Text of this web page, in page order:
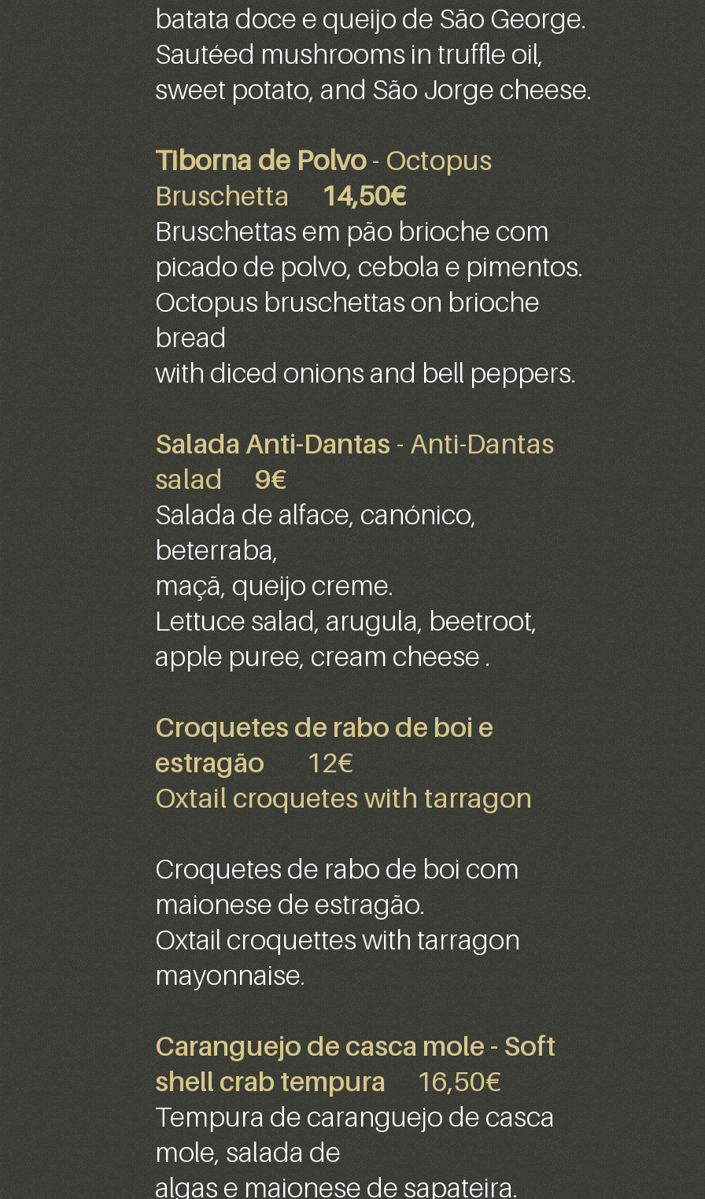
batata doce e queijo de São George.
Sautéed mushrooms in truffle oil,
sweet potato, and São Jorge cheese.
Tiborna de Polvo- Octopus
Bruschetta 14,50€
Bruschettas em pão brioche com
picado de polvo, cebola e pimentos.
Octopus bruschettas on brioche
bread
with diced onions and bell peppers.
Salada Anti-Dantas - Anti-Dantas
salad 9€
Salada de alface, canónico,
beterraba,
maçã, queijo creme.
Lettuce salad, arugula, beetroot,
apple puree, cream cheese .
Croquetes de rabo de boi e
estragão
12€
Oxtail croquetes with tarragon
Croquetes de rabo de boi com
maionese de estragão.
Oxtail croquettes with tarragon
mayonnaise.
Caranguejo de casca mole - Soft
shell crab tempura
16,50€
Tempura de caranguejo de casca
mole, salada de
algas e maionese de sapateira.